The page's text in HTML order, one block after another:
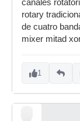
canales
rotary
de cuatro
mixer mitad
1